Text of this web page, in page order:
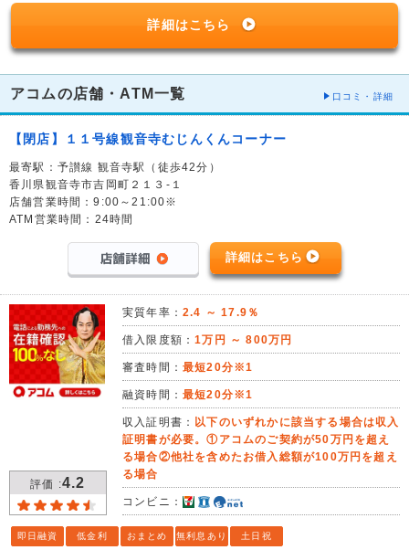
詳細はこちら
アコムの店舗・ATM一覧 口コミ・詳細
【閉店】１１号線観音寺むじんくんコーナー
最寄駅：予讃線 観音寺駅（徒歩42分）
香川県観音寺市吉岡町２１３-１
店舗営業時間：9:00～21:00※
ATM営業時間：24時間
詳細はこちら
評価 :4.2
実質年率： 2.4 ～ 17.9％
借入限度額：1万円 ～ 800万円
審査時間： 最短20分※1
融資時間： 最短20分※1
収入証明書： 以下のいずれかに該当する場合は収入
証明書が必要。①アコムのご契約が50万円を超え
る場合②他社を含めたお借入総額が100万円を超え
る場合
コンビニ：
即日融資 低金利 おまとめ 無利息あり 土日祝